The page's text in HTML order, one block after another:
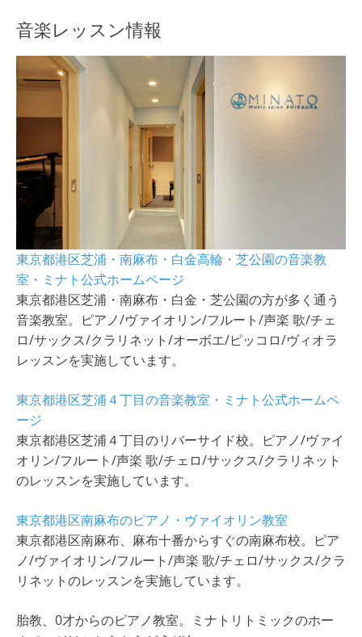
音楽レッスン情報
東京都港区芝浦・南麻布・白金高輪・芝公園の音楽教
室・ミナト公式ホームページ
東京都港区芝浦・南麻布・白金・芝公園の方が多く通う
音楽教室。ピアノ/ヴァイオリン/フルート/声楽 歌/チェ
ロ/サックス/クラリネット/オーボエ/ピッコロ/ヴィオラ
レッスンを実施しています。
東京都港区芝浦４丁目の音楽教室・ミナト公式ホームペ
ージ
東京都港区芝浦４丁目のリバーサイド校。ピアノ/ヴァイ
オリン/フルート/声楽 歌/チェロ/サックス/クラリネット
のレッスンを実施しています。
東京都港区南麻布のピアノ・ヴァイオリン教室
東京都港区南麻布、麻布十番からすぐの南麻布校。ピア
ノ/ヴァイオリン/フルート/声楽 歌/チェロ/サックス/クラ
リネットのレッスンを実施しています。
胎教、0才からのピアノ教室。ミナトリトミックのホー